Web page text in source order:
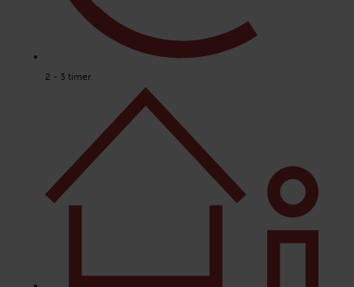
2 - 3 timer